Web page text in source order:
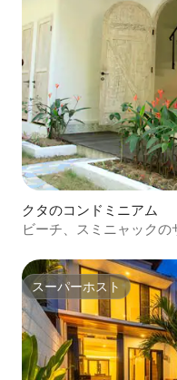
クタのコンドミニアム
ビーチ、スミニャック
スーパーホスト
スーパーホスト